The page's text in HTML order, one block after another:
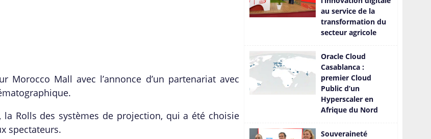
Mall avec l’annonce d’un partenariat avec
Rolls des systèmes de projection, qui a été choisie
spectateurs.
au service de la
transformation du
secteur agricole
Oracle Cloud
Casablanca :
premier Cloud
Public d’un
Hyperscaler en
Afrique du Nord
Souveraineté